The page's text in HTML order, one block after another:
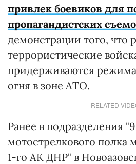
привлек боевиков для
пропагандистских
демонстрации того, что
террористические
придерживаются
огня в зоне АТО.
RELATED
Ранее в подразделения
мотострелкового полка
1-го АК ДНР" в